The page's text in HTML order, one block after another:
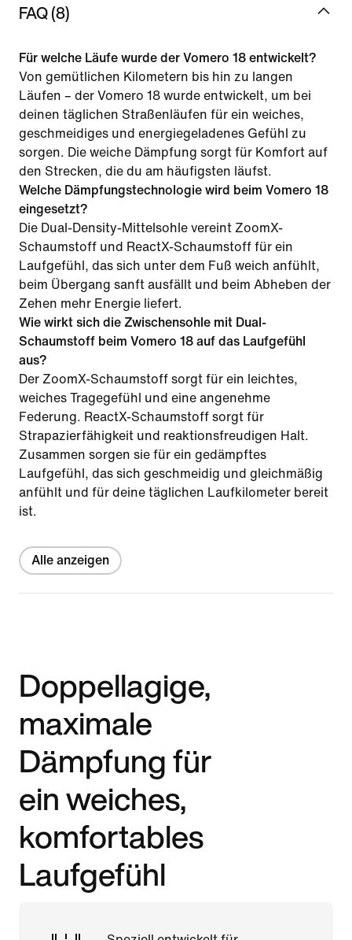
FAQ (8)
Für welche Läufe wurde der Vomero 18 entwickelt?
Von gemütlichen Kilometern bis hin zu langen
Läufen – der Vomero 18 wurde entwickelt, um bei
deinen täglichen Straßenläufen für ein weiches,
geschmeidiges und energiegeladenes Gefühl zu
sorgen. Die weiche Dämpfung sorgt für Komfort auf
den Strecken, die du am häufigsten läufst.
Welche Dämpfungstechnologie wird beim Vomero 18
eingesetzt?
Die Dual-Density-Mittelsohle vereint ZoomX-
Schaumstoff und ReactX-Schaumstoff für ein
Laufgefühl, das sich unter dem Fuß weich anfühlt,
beim Übergang sanft ausfällt und beim Abheben der
Zehen mehr Energie liefert.
Wie wirkt sich die Zwischensohle mit Dual-
Schaumstoff beim Vomero 18 auf das Laufgefühl
aus?
Der ZoomX-Schaumstoff sorgt für ein leichtes,
weiches Tragegefühl und eine angenehme
Federung. ReactX-Schaumstoff sorgt für
Strapazierfähigkeit und reaktionsfreudigen Halt.
Zusammen sorgen sie für ein gedämpftes
Laufgefühl, das sich geschmeidig und gleichmäßig
anfühlt und für deine täglichen Laufkilometer bereit
ist.
Alle anzeigen
Doppellagige,
maximale
Dämpfung für
ein weiches,
komfortables
Laufgefühl